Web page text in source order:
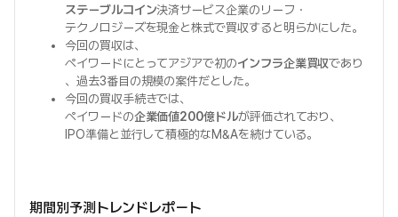
ステーブルコイン決済サービス企業のリーフ・
テクノロジーズを現金と株式で買収すると明らかにした。
今回の買収は、
ペイワードにとってアジアで初のインフラ企業買収であり
、過去3番目の規模の案件だとした。
今回の買収手続きでは、
ペイワードの企業価値200億ドルが評価されており、
IPO準備と並行して積極的なM&Aを続けている。
期間別予測トレンドレポート